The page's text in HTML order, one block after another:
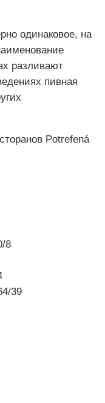
одинаковое, на
разливают
пивная
Potrefená
8
39